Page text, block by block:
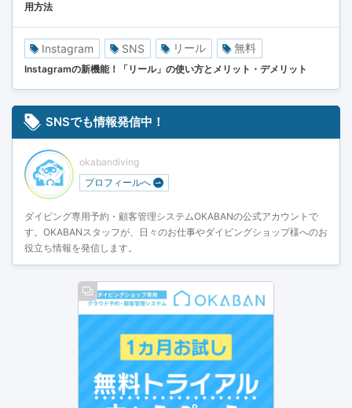
用方法
Instagram SNS リール 無料
Instagramの新機能！「リール」の使い方とメリット・デメリット
SNSでも情報発信中！
okabandiving
プロフィールへ
ダイビング専用予約・顧客管理システムOKABANの公式アカウントで
す。OKABANスタッフが、日々のお仕事やダイビングショップ様へのお
役立ち情報を発信します。